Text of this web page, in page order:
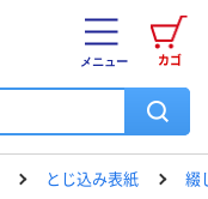
カゴ
メニュー
とじ込み表紙 綴